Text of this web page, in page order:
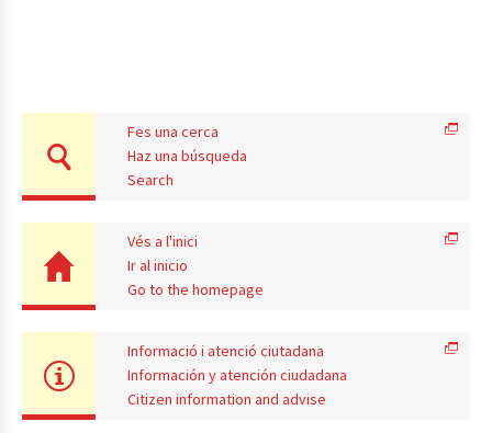
Fes una cerca
Haz una búsqueda
Search
Vés a l'inici
Ir al inicio
Go to the homepage
Informació i atenció ciutadana
Información y atención ciudadana
Citizen information and advise